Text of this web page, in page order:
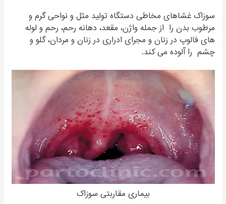
سوزاک غشاهای مخاطی دستگاه تولید مثل و نواحی گرم و
مرطوب بدن را از جمله واژن، مقعد، دهانه رحم، رحم و لوله
های فالوپ در زنان و مجرای ادراری در زنان و مردان، گلو و
چشم را آلوده می کند.
بیماری مقاربتی سوزاک